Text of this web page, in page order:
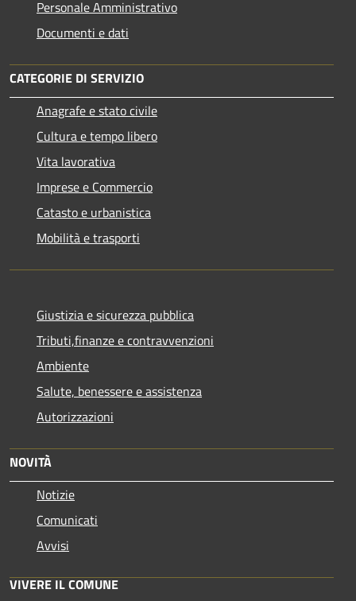
Personale Amministrativo
Documenti e dati
CATEGORIE DI SERVIZIO
Anagrafe e stato civile
Cultura e tempo libero
Vita lavorativa
Imprese e Commercio
Catasto e urbanistica
Mobilità e trasporti
Giustizia e sicurezza pubblica
Tributi,finanze e contravvenzioni
Ambiente
Salute, benessere e assistenza
Autorizzazioni
NOVITÀ
Notizie
Comunicati
Avvisi
VIVERE IL COMUNE